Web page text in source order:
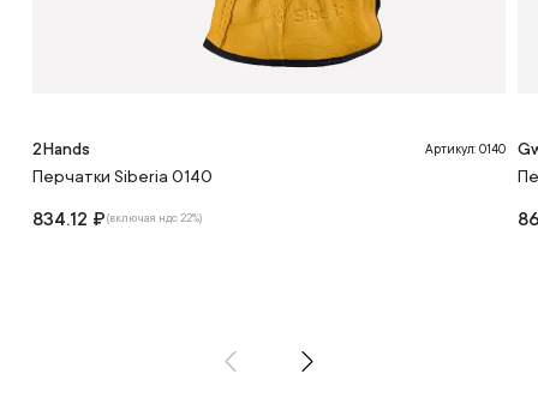
2Hands Артикул: 0140
Перчатки Siberia 0140
834.12 ₽(включая ндс 22%)